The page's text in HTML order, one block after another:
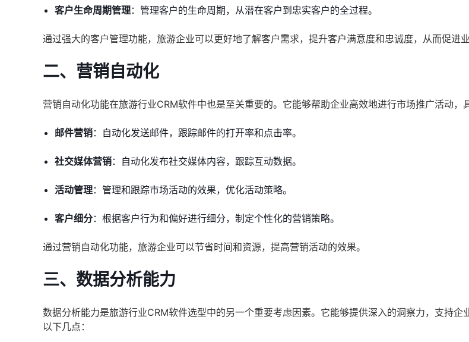
客户生命周期管理：管理客户的生命周期，从潜在客户到忠实客户的全过程。
通过强大的客户管理功能，旅游企业可以更好地了解客户需求，提升客户满意度和忠诚度，从而促进业
二、营销自动化
营销自动化功能在旅游行业CRM软件中也是至关重要的。它能够帮助企业高效地进行市场推广活动，
邮件营销：自动化发送邮件，跟踪邮件的打开率和点击率。
社交媒体营销：自动化发布社交媒体内容，跟踪互动数据。
活动管理：管理和跟踪市场活动的效果，优化活动策略。
客户细分：根据客户行为和偏好进行细分，制定个性化的营销策略。
通过营销自动化功能，旅游企业可以节省时间和资源，提高营销活动的效果。
三、数据分析能力
数据分析能力是旅游行业CRM软件选型中的另一个重要考虑因素。它能够提供深入的洞察力，支持企
以下几点：